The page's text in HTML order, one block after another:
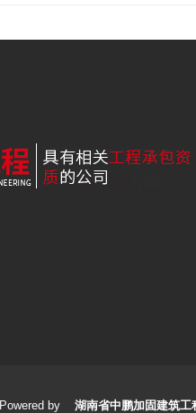
Powered by 湖南省中鹏加固建筑工